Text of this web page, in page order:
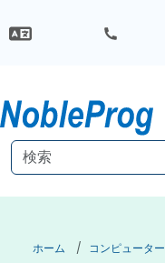
ホーム
コンピュータ